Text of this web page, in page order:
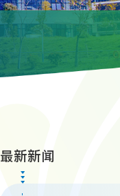
最新新闻